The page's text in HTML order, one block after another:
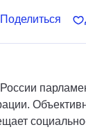
Поделиться